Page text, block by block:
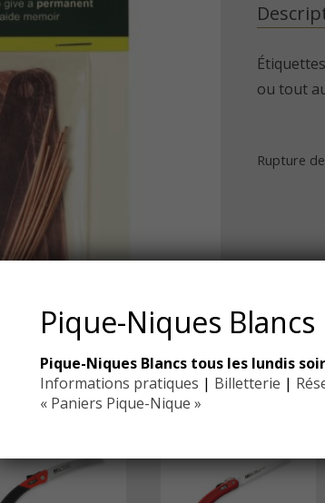
ou tout
Rupture
Pique-Niques Blancs
Pique-Niques Blancs tous les lundis
Informations pratiques | Billetterie |
« Paniers Pique-Nique »